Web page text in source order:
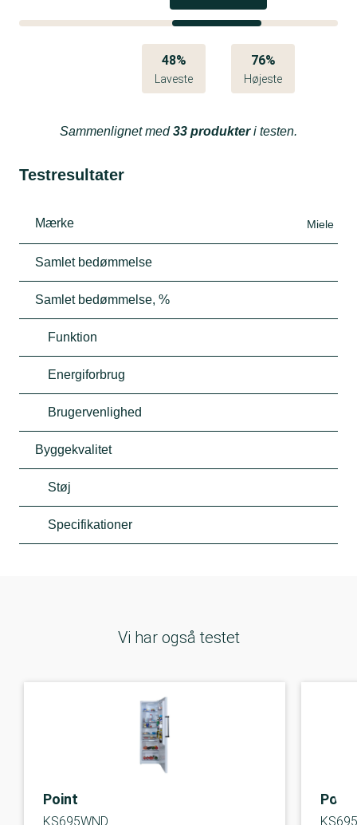
48%
Laveste
76%
Højeste
Sammenlignet med33 produkteri testen.
Testresultater
Mærke Miele
Samlet bedømmelse
Samlet bedømmelse, %
Funktion
Energiforbrug
Brugervenlighed
Byggekvalitet
Støj
Specifikationer
Vi har også testet
Point
KS695WND
Point